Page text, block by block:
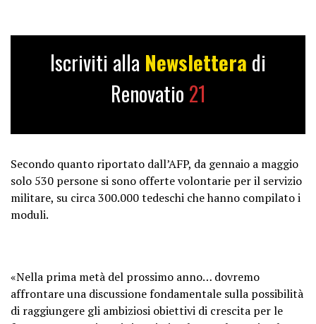
Iscriviti alla Newslettera di
Renovatio 21
Secondo quanto riportato dall’AFP, da gennaio a maggio
solo 530 persone si sono offerte volontarie per il servizio
militare, su circa 300.000 tedeschi che hanno compilato i
moduli.
«Nella prima metà del prossimo anno… dovremo
affrontare una discussione fondamentale sulla possibilità
di raggiungere gli ambiziosi obiettivi di crescita per le